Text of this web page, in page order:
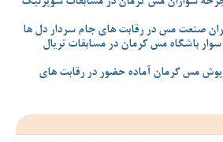
صنعت مس در رقابت های جام سردار دل ها
باشگاه مس کرمان در مسابقات تریال
مس کرمان آماده حضور در رقابت های